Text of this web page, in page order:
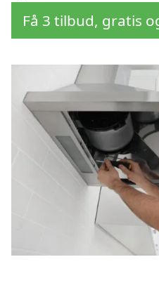
Få 3 tilbud, gratis